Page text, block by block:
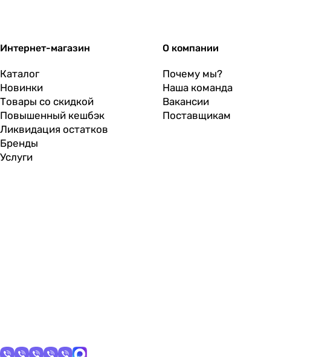
Интернет-магазин
Каталог
Новинки
Товары со скидкой
Повышенный кешбэк
Ликвидация остатков
Бренды
Услуги
О компании
Почему мы?
Наша команда
Вакансии
Поставщикам